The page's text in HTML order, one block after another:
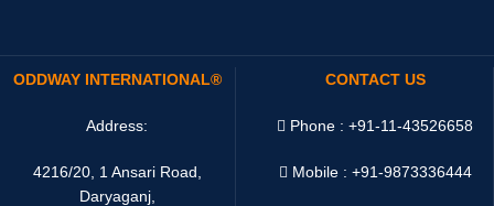
ODDWAY INTERNATIONAL®
Address:
4216/20, 1 Ansari Road,
Daryaganj,
CONTACT US
Phone : +91-11-43526658
Mobile : +91-9873336444